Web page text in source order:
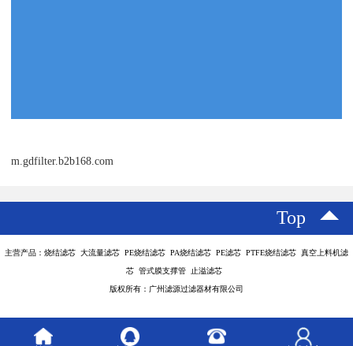
m.gdfilter.b2b168.com
Top
主营产品：烧结滤芯 大流量滤芯 PE烧结滤芯 PA烧结滤芯 PE滤芯 PTFE烧结滤芯 真空上料机滤
芯 管式膜支撑管 止溢滤芯
版权所有：广州滤源过滤器材有限公司